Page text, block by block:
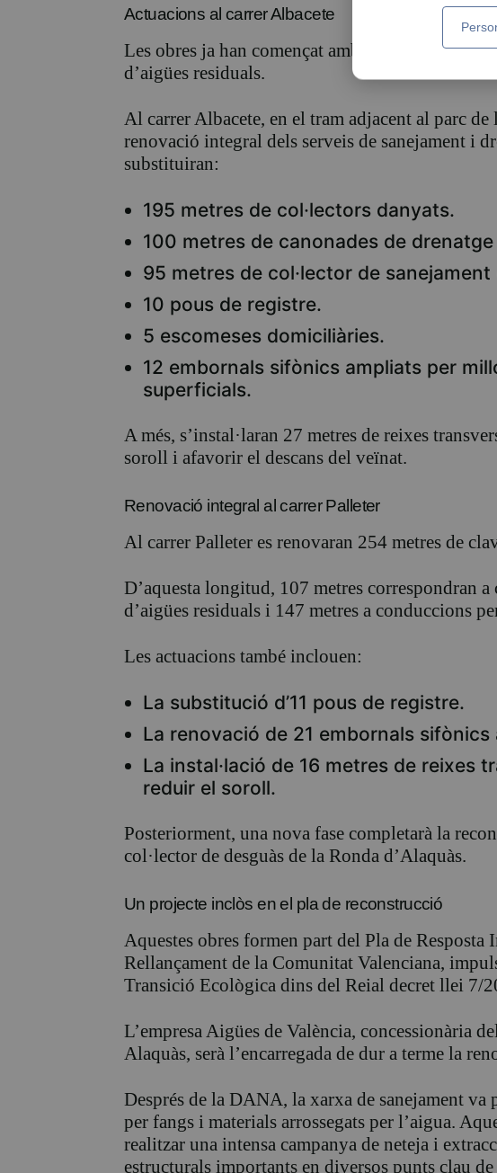
Actuacions al carrer Albacete
Les obres ja han començat amb la substitució de
d’aigües residuals.
Al carrer Albacete, en el tram adjacent al parc de
renovació integral dels serveis de sanejament i
substituiran:
195 metres de col·lectors danyats.
100 metres de canonades de
95 metres de col·lector de sanejament
10 pous de registre.
5 escomeses domiciliàries.
12 embornals sifònics ampliats per
superficials.
A més, s’instal·laran 27 metres de reixes
soroll i afavorir el descans del veïnat.
Renovació integral al carrer Palleter
Al carrer Palleter es renovaran 254 metres de
D’aquesta longitud, 107 metres correspondran a
d’aigües residuals i 147 metres a conduccions
Les actuacions també inclouen:
La substitució d’11 pous de registre.
La renovació de 21 embornals sifònics
La instal·lació de 16 metres de reixes
reduir el soroll.
Posteriorment, una nova fase completarà la
col·lector de desguàs de la Ronda d’Alaquàs.
Un projecte inclòs en el pla de reconstrucció
Aquestes obres formen part del Pla de Resposta
Rellançament de la Comunitat Valenciana,
Transició Ecològica dins del Reial decret llei 7/
L’empresa Aigües de València, concessionària
Alaquàs, serà l’encarregada de dur a terme la
Després de la DANA, la xarxa de sanejament
per fangs i materials arrossegats per l’aigua.
realitzar una intensa campanya de neteja i
estructurals importants en diversos punts clau